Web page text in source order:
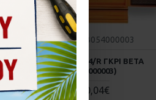
Beta 34.B054000003
ΕΡΜΆΡΙΟ C54/R ΓΚΡΙ BETA
(Β054000003)
770,04€